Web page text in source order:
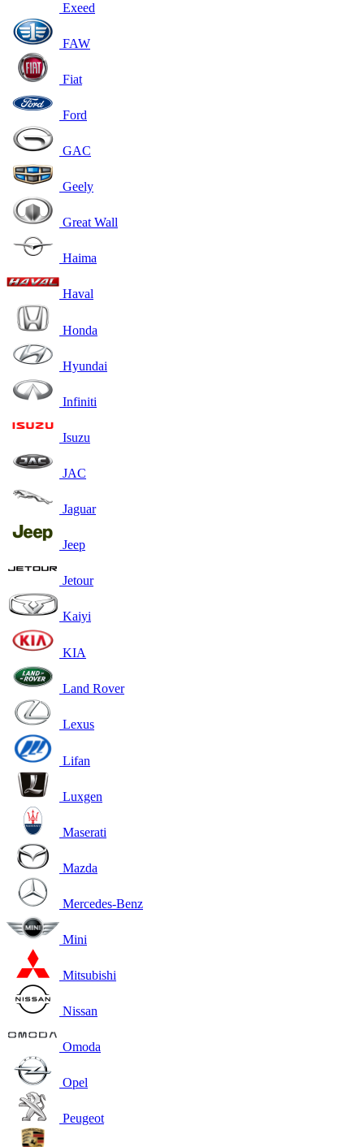
Exeed
FAW
Fiat
Ford
GAC
Geely
Great Wall
Haima
Haval
Honda
Hyundai
Infiniti
Isuzu
JAC
Jaguar
Jeep
Jetour
Kaiyi
KIA
Land Rover
Lexus
Lifan
Luxgen
Maserati
Mazda
Mercedes-Benz
Mini
Mitsubishi
Nissan
Omoda
Opel
Peugeot